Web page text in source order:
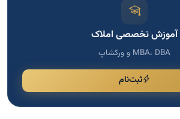
آموزش تخصصی املاک
MBA، DBA و ورکشاپ
ثبت‌نام